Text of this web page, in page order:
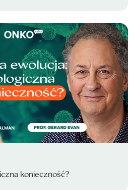
konieczność?